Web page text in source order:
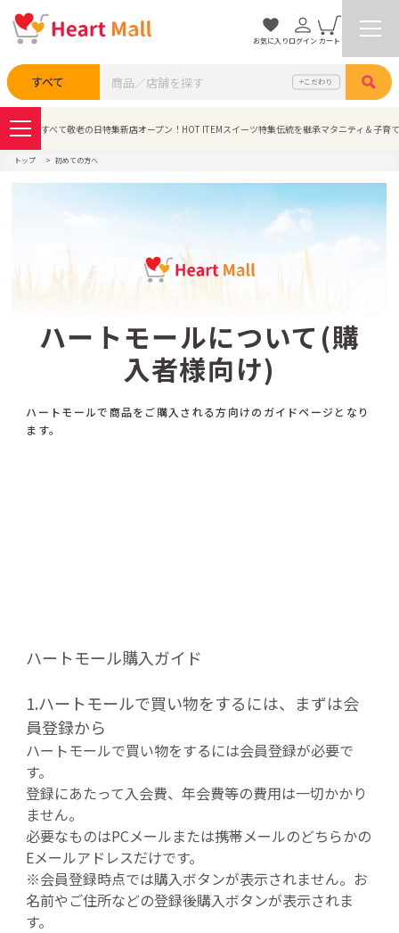
すべて こだわり
お気に入りログイン カート
すべて敬老の日特集新店オープン！ HOT ITEM スイーツ特集伝統を継承マタニティ＆子育
トップ 初めての方へ
ハートモールについて(購
入者様向け)
ハートモールで商品をご購入される方向けのガイドページとなり
ます。
ハートモール購入ガイド
1.ハートモールで買い物をするには、まずは会
員登録から
ハートモールで買い物をするには会員登録が必要で
す。
登録にあたって入会費、年会費等の費用は一切かかり
ません。
必要なものはPCメールまたは携帯メールのどちらかの
Eメールアドレスだけです。
※会員登録時点では購入ボタンが表示されません。お
名前やご住所などの登録後購入ボタンが表示されま
す。